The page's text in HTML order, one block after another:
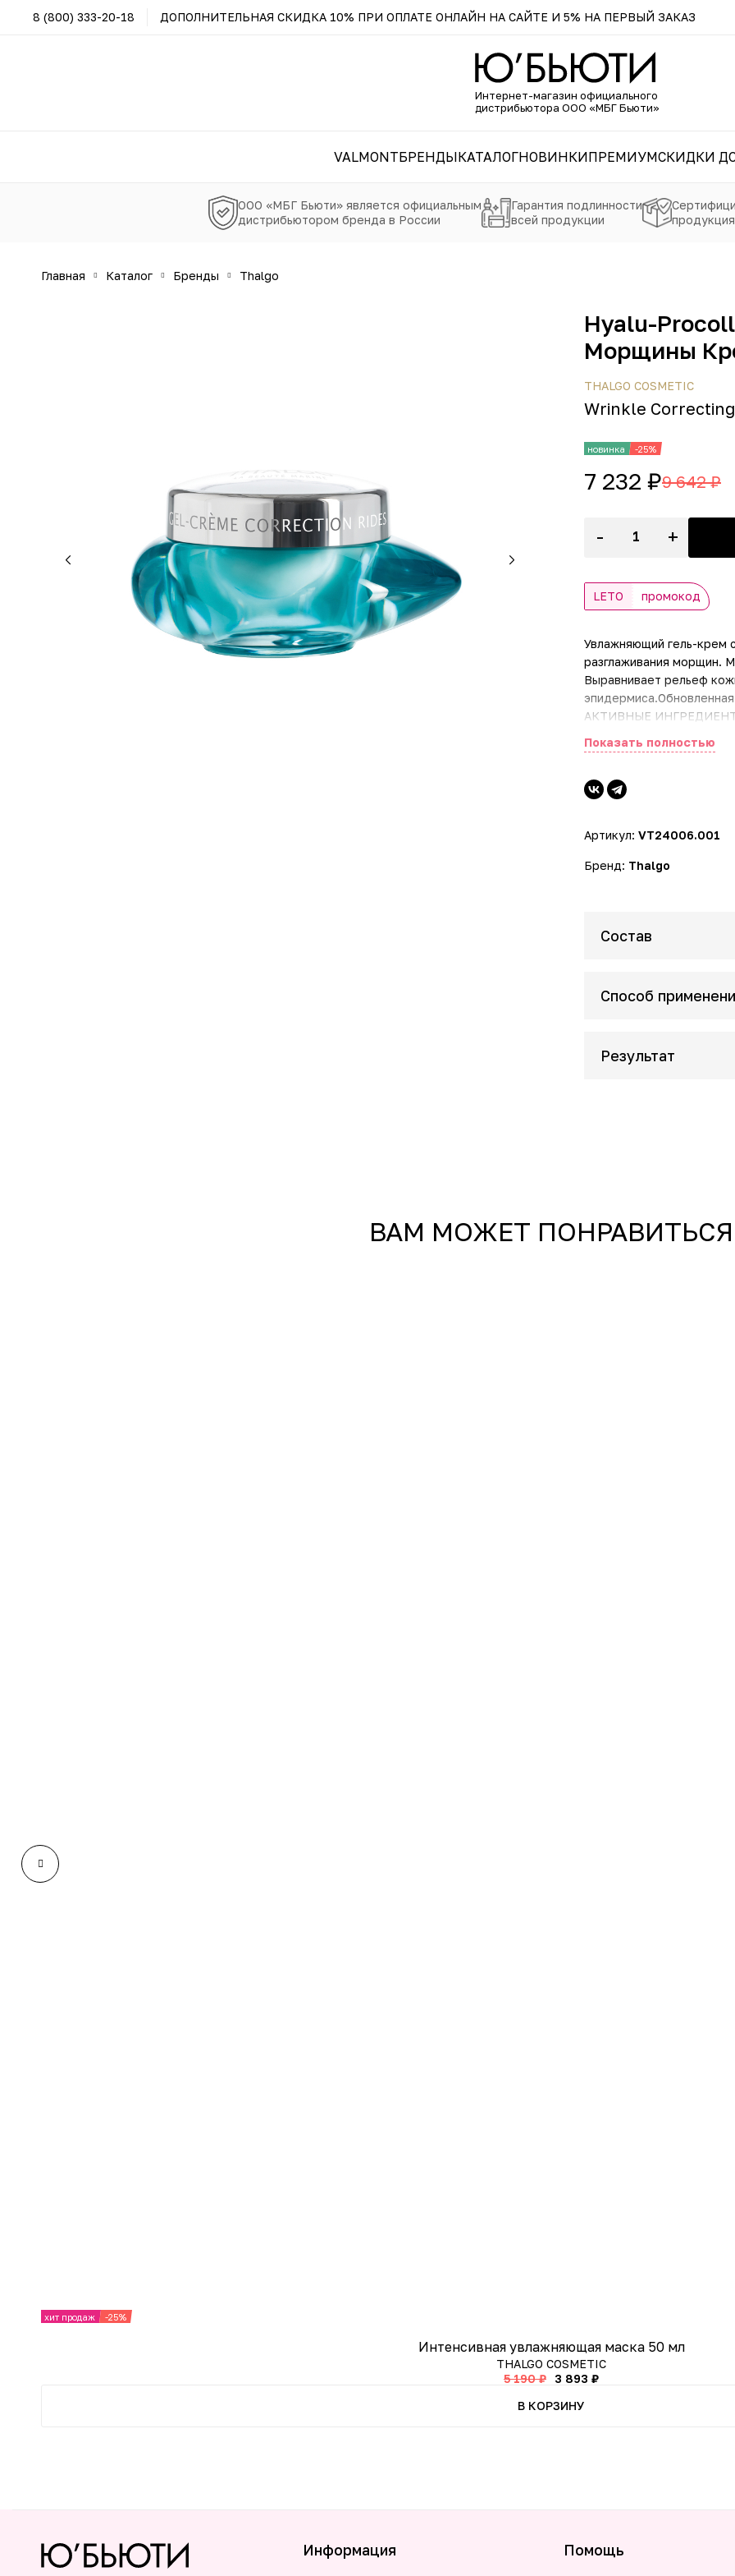
8 (800) 333-20-18 ДОПОЛНИТЕЛЬНАЯ СКИДКА 10% ПРИ ОПЛАТЕ ОНЛАЙН НА САЙТЕ И 5% НА ПЕРВЫЙ ЗАКАЗ
Интернет-магазин официального
дистрибьютора ООО «МБГ Бьюти»
VALMONTБРЕНДЫКАТАЛОГНОВИНКИПРЕМИУМСКИДКИ
ООО «МБГ Бьюти» является официальным
дистрибьютором бренда в России
Гарантия подлинности
всей продукции
продукция
главная каталог бренды thalgo
Hyalu-
Морщины
THALGO COSMETIC
Wrinkle
новинка -25%
7 232 ₽9 642 ₽
- +
LETO промокод
Увлажняющий гель-крем
разглаживания морщин.
Выравнивает рельеф
АКТИВНЫЕ
обеспечивает
разглаживая морщины.
проколлаген
растительных активных
Показать полностью
Артикул: VT24006.001
Бренд: Thalgo
Состав
Способ
Результат
ВАМ МОЖЕТ ПОНРАВИТЬСЯ
хит продаж -25%
Интенсивная увлажняющая маска 50 мл
THALGO COSMETIC
5 190 ₽
3 893 ₽
В КОРЗИНУ
Информация Помощь